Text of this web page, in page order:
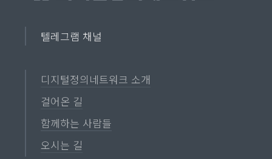
텔레그램 채널
디지털정의네트워크 소개
걸어온 길
함께하는 사람들
오시는 길